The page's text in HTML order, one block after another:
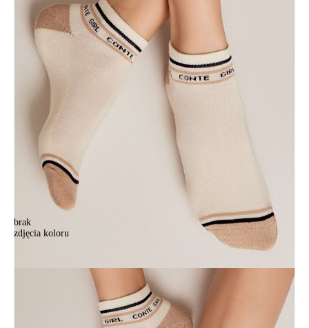
brak
zdjęcia koloru
Носки женские хлопковые CE ACTIVE (короткие, махр. стопа)
Носки женские хлопковые CE ACTIVE (короткие, махр. стопа)
16С-92СП, р.23, 572 капучино